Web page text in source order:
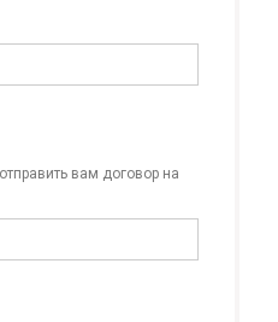
вам договор на